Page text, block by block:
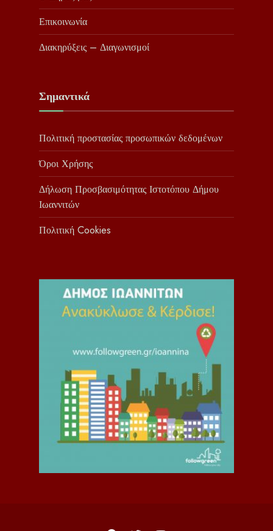
Επικοινωνία
Διακηρύξεις – Διαγωνισμοί
Σημαντικά
Πολιτική προστασίας προσωπικών δεδομένων
Όροι Χρήσης
Δήλωση Προσβασιμότητας Ιστοτόπου Δήμου
Ιωαννιτών
Πολιτική Cookies